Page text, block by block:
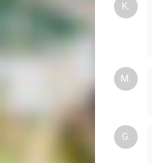
K.
M.
G.